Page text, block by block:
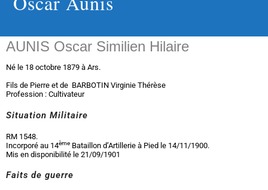
AUNIS Oscar Similien Hilaire
Né le 18 octobre 1879 à Ars.
Fils de Pierre et de BARBOTIN Virginie Thérèse
Profession : Cultivateur
Situation Militaire
RM 1548.
Incorporé au 14ème Bataillon d’Artillerie à Pied le 14/11/1900.
Mis en disponibilité le 21/09/1901
Faits de guerre